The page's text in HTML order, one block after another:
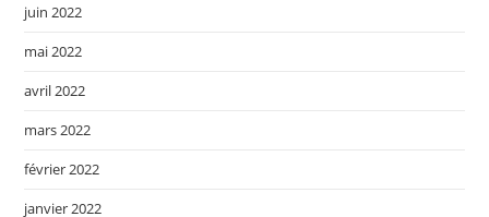
juin 2022
mai 2022
avril 2022
mars 2022
février 2022
janvier 2022